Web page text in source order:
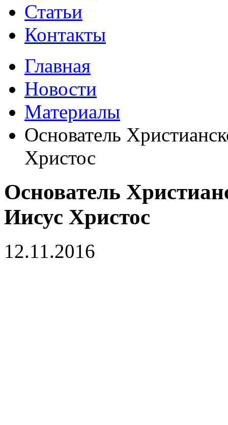
Статьи
Контакты
Главная
Новости
Материалы
Основатель
Христос
Основатель
Иисус Христос
12.11.2016